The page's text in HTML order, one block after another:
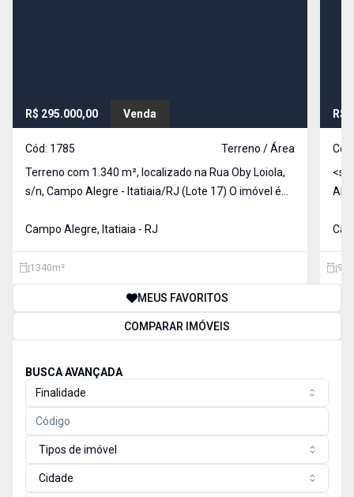
R$ 295.000,00 Venda
Cód: 1785
Terreno / Área
Terreno com 1.340 m², localizado na Rua Oby Loiola,
s/n, Campo Alegre - Itatiaia/RJ (Lote 17) O imóvel é
oferecendo mais segurança e privacidade, além de
Campo Alegre, Itatiaia - RJ
1340m²
R$
MEUS FAVORITOS
COMPARAR IMÓVEIS
BUSCA AVANÇADA
Finalidade
Tipos de imóvel
Cidade